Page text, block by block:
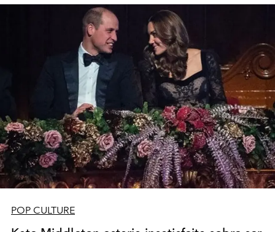
POP CULTURE